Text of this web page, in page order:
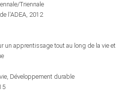
Triennale
l'ADEA, 2012
un apprentissage tout au long de la vie et
Développement durable